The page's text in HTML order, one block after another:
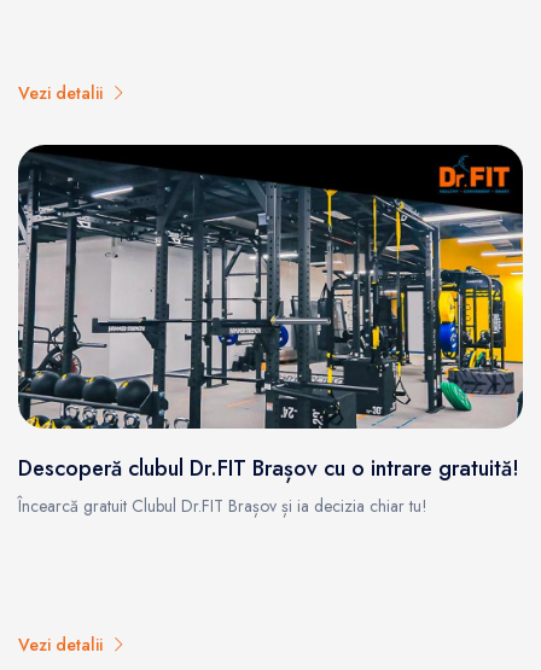
Vezi detalii
Descoperă clubul Dr.FIT Brașov cu o intrare gratuită!
Încearcă gratuit Clubul Dr.FIT Brașov și ia decizia chiar tu!
Vezi detalii